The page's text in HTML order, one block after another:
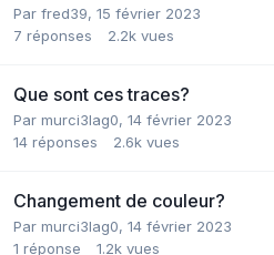
Par fred39, 15 février 2023
7 réponses 2.2k vues
Que sont ces traces?
Par murci3lag0, 14 février 2023
14 réponses 2.6k vues
Changement de couleur?
Par murci3lag0, 14 février 2023
1 réponse 1.2k vues